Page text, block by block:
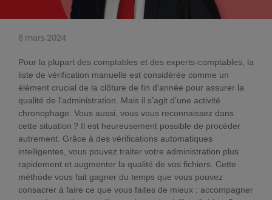
8 mars 2024
Pour la plupart des comptables et des experts-comptables, la
liste de vérification manuelle est considérée comme un
élément crucial de la clôture de fin d'année pour assurer la
qualité de l'administration. Mais il s’agit d’une activité
chronophage. Vous aussi, vous vous reconnaissez dans
cette situation ? Il est heureusement possible de procéder
autrement. Grâce à des vérifications automatiques
intelligentes, vous pouvez traiter votre administration plus
rapidement et augmenter la qualité de vos fichiers. Cette
méthode vous fait gagner du temps que vous pouvez
consacrer à faire ce que vous faites de mieux : accompagner